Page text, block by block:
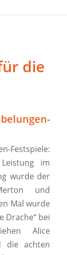
die
Festspiele:
im
wurde der
und
Mal wurde
Drache“ bei
Alice
die achten